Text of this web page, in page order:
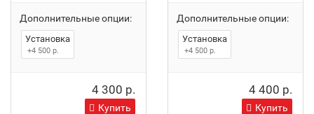
Дополнительные опции:
Установка
+4 500 р.
4 300 р.
Купить
Дополнительные опции:
Установка
+4 500 р.
4 400 р.
Купить